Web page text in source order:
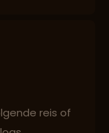
reis of